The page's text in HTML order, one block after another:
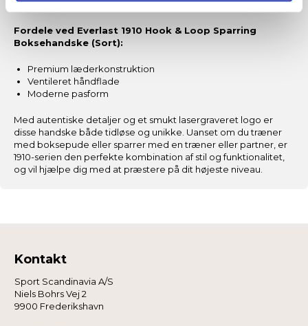
dens unikke karakteristika (fingerprinting)
Vi og vores samarbejdspartnere bruger cookies for at
fitnessshoppen.dk.
Nogle er essentielle for, at denne hjemmeside fungerer;
andre hjælper os med at forstå, hvordan du bruger siden,
Vi anvender også første- og tredjepartsteknologier til
angivet, eller klik på “Tilpas” for at vælge, hvilke typer
og kvalitet.
Fordele ved Everlast 1910 Hook & Loop Sparring
Boksehandske (Sort):
Premium læderkonstruktion
Ventileret håndflade
Moderne pasform
Med autentiske detaljer og et smukt lasergraveret logo er
disse handske både tidløse og unikke. Uanset om du træner
med boksepude eller sparrer med en træner eller partner, er
1910-serien den perfekte kombination af stil og funktionalitet,
og vil hjælpe dig med at præstere på dit højeste niveau.
Kontakt
Sport Scandinavia A/S
Niels Bohrs Vej 2
9900 Frederikshavn